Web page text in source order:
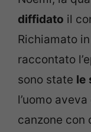
diffidato il
Richiamato
raccontato
sono state le
l’uomo
canzone con